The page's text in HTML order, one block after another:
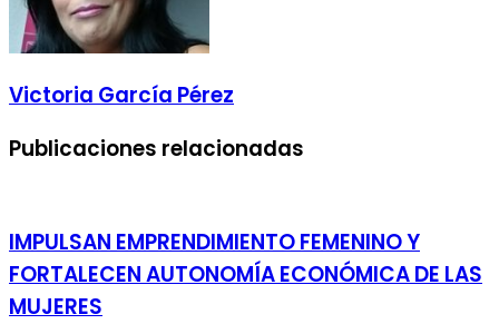
Victoria García Pérez
Publicaciones relacionadas
IMPULSAN EMPRENDIMIENTO FEMENINO Y
FORTALECEN AUTONOMÍA ECONÓMICA DE LAS
MUJERES